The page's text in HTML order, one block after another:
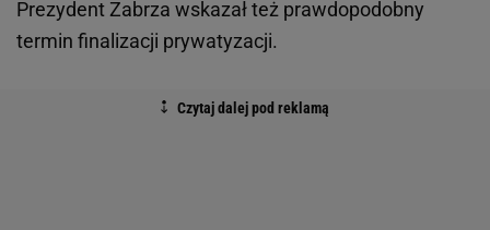
Prezydent Zabrza wskazał też prawdopodobny
termin finalizacji prywatyzacji.